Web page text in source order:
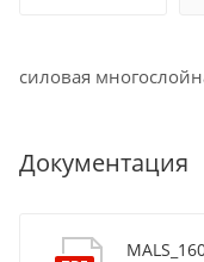
силовая
Документация